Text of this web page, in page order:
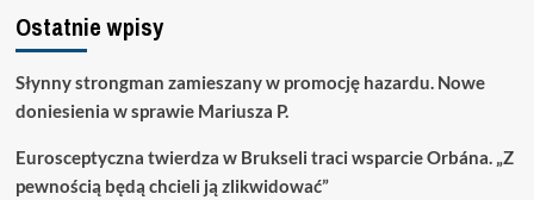
Ostatnie wpisy
Słynny strongman zamieszany w promocję hazardu. Nowe
doniesienia w sprawie Mariusza P.
Eurosceptyczna twierdza w Brukseli traci wsparcie Orbána. „Z
pewnością będą chcieli ją zlikwidować”